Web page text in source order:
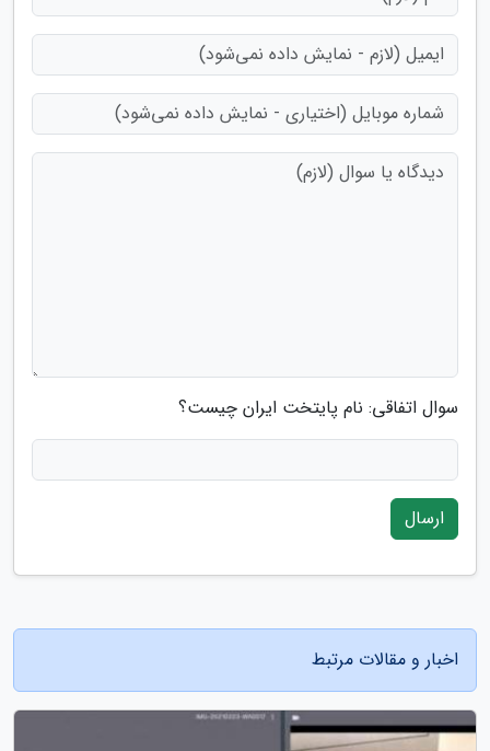
سوال اتفاقی: نام پایتخت ایران چیست؟
ارسال
اخبار و مقالات مرتبط